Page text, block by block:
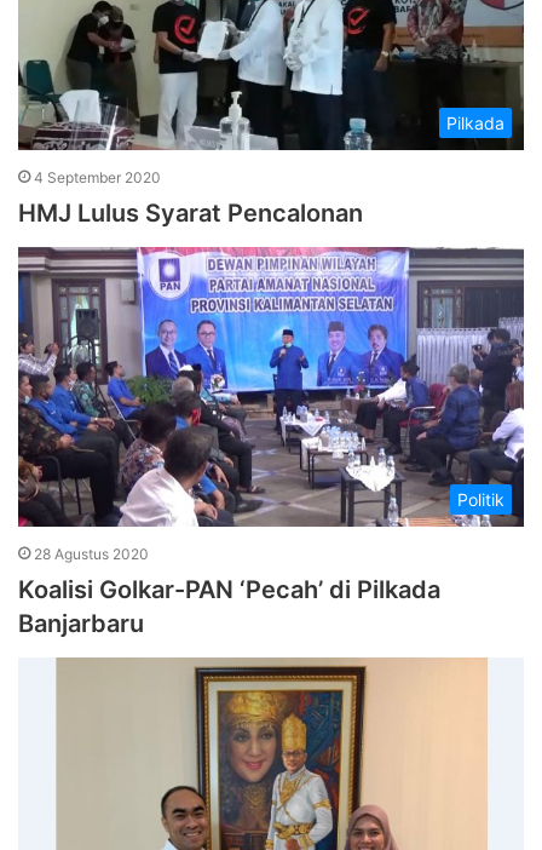
Pilkada
4 September 2020
HMJ Lulus Syarat Pencalonan
Politik
28 Agustus 2020
Koalisi Golkar-PAN ‘Pecah’ di Pilkada
Banjarbaru